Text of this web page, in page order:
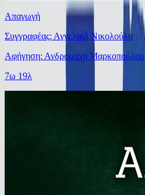
Απαγωγή
Συγγραφέας: Αγγελική Νικολούλη
Αφήγηση: Ανδρομάχη Μαρκοπούλου
7ω 19λ